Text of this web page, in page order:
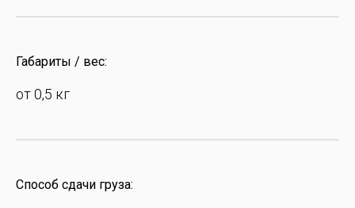
Габариты / вес:
от 0,5 кг
Способ сдачи груза: